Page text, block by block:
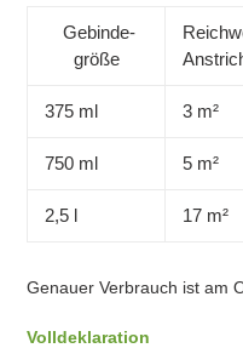
Gebinde-
größe
375 ml 3 m²
750 ml 5 m²
2,5 l 17 m²
Genauer Verbrauch ist am
Volldeklaration